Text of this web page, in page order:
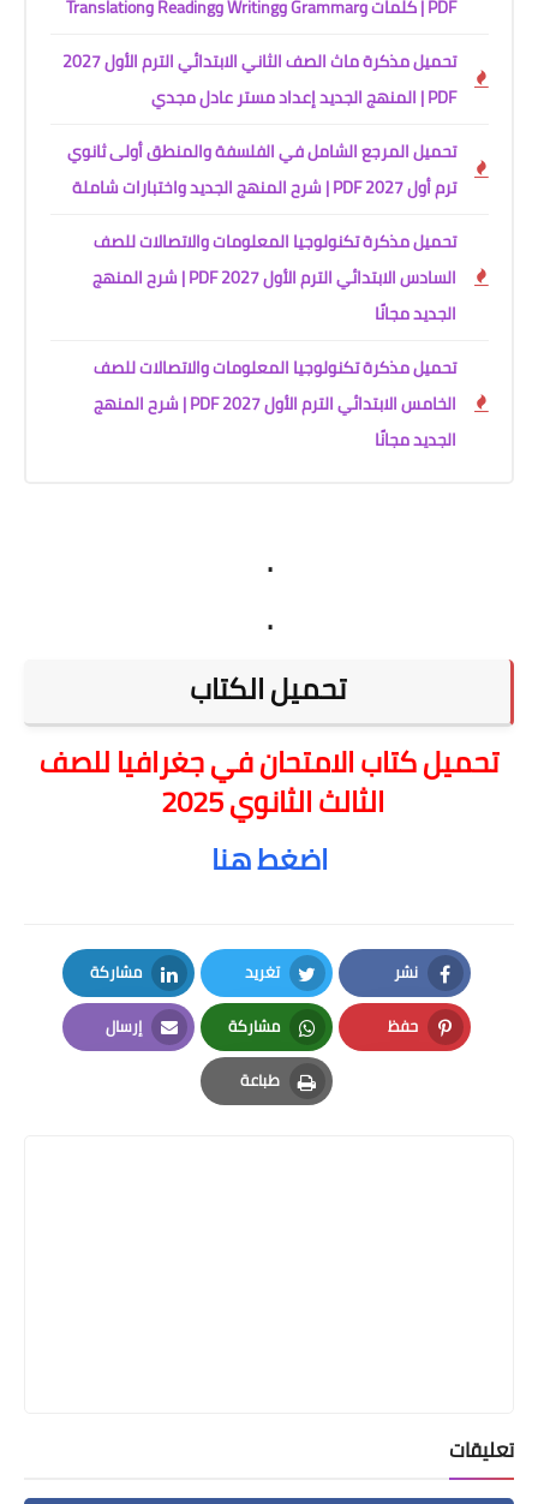
PDF | كلمات وGrammar وWriting وReading وTranslation
تحميل مذكرة ماث الصف الثاني الابتدائي الترم الأول 2027
PDF | المنهج الجديد إعداد مستر عادل مجدي
تحميل المرجع الشامل في الفلسفة والمنطق أولى ثانوي
ترم أول 2027 PDF | شرح المنهج الجديد واختبارات شاملة
تحميل مذكرة تكنولوجيا المعلومات والاتصالات للصف
السادس الابتدائي الترم الأول 2027 PDF | شرح المنهج
الجديد مجانًا
تحميل مذكرة تكنولوجيا المعلومات والاتصالات للصف
الخامس الابتدائي الترم الأول 2027 PDF | شرح المنهج
الجديد مجانًا
.
.
تحميل الكتاب
تحميل كتاب الامتحان في جغرافيا للصف
الثالث الثانوي 2025
اضغط هنا
نشر
Facebook
تغريد
Twitter
مشاركة
LinkedIn
حفظ
Pinterest
مشاركة
Whatsapp
إرسال
Email
طباعة
Print
تعليقات